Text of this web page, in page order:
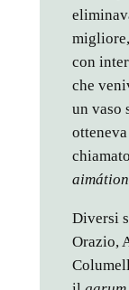
con
che
un vaso
chiamato
aimátion
Diversi
Orazio,